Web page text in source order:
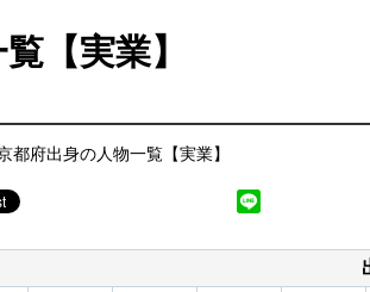
【実業】
都府出身の人物一覧【実業】